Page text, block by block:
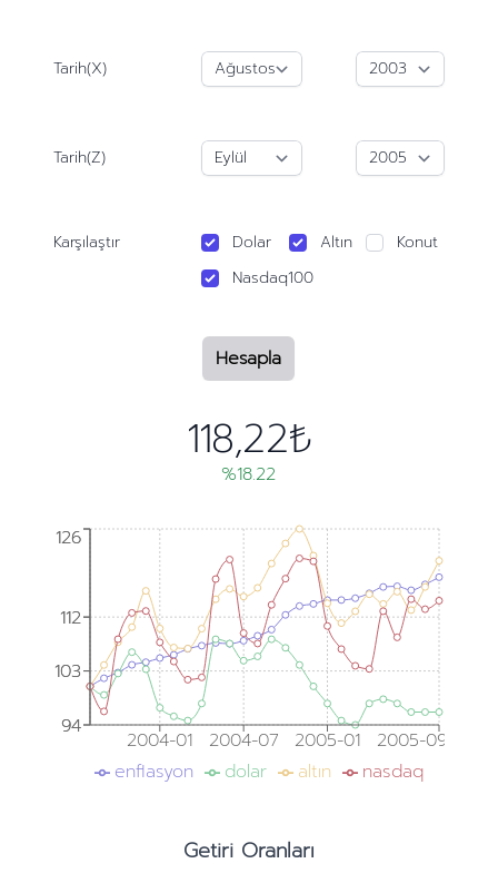
Tarih(X)
Tarih(Z)
Karşılaştır Dolar Altın
Konut
Nasdaq100
Hesapla
118,22₺
%18.22
2004-01 2004-07 2005-01 2005-09
94
103
112
126
94
103
112
126
enflasyon dolar altın nasdaq
Getiri Oranları